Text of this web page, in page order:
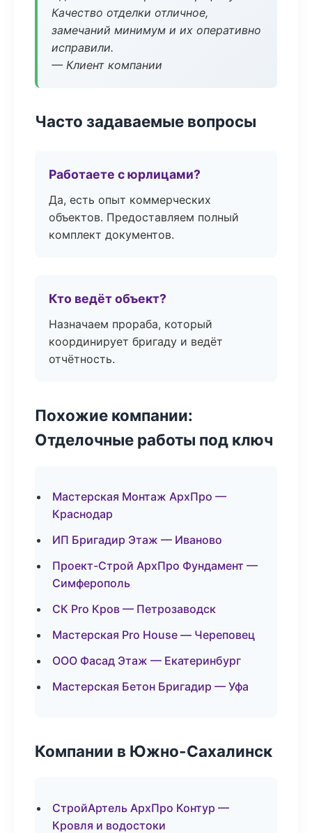
Качество отделки отличное,
замечаний минимум и их оперативно
исправили.
— Клиент компании
Часто задаваемые вопросы
Работаете с юрлицами?
Да, есть опыт коммерческих
объектов. Предоставляем полный
комплект документов.
Кто ведёт объект?
Назначаем прораба, который
координирует бригаду и ведёт
отчётность.
Похожие компании:
Отделочные работы под ключ
Мастерская Монтаж АрхПро —
Краснодар
ИП Бригадир Этаж — Иваново
Проект-Строй АрхПро Фундамент —
Симферополь
СК Pro Кров — Петрозаводск
Мастерская Pro House — Череповец
ООО Фасад Этаж — Екатеринбург
Мастерская Бетон Бригадир — Уфа
Компании в Южно-Сахалинск
СтройАртель АрхПро Контур —
Кровля и водостоки